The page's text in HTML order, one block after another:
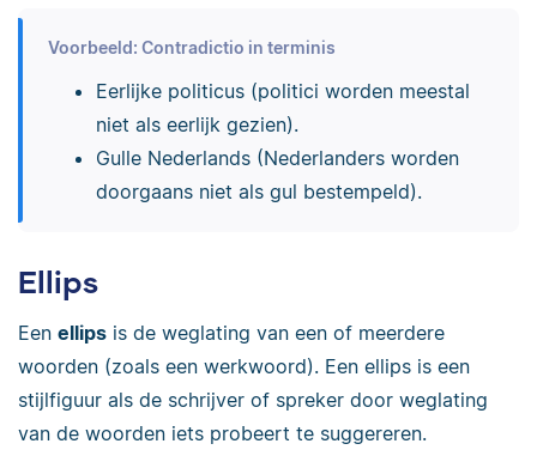
Voorbeeld: Contradictio in terminis
Eerlijke politicus (politici worden meestal
niet als eerlijk gezien).
Gulle Nederlands (Nederlanders worden
doorgaans niet als gul bestempeld).
Ellips
Een ellips is de weglating van een of meerdere
woorden (zoals een werkwoord). Een ellips is een
stijlfiguur als de schrijver of spreker door weglating
van de woorden iets probeert te suggereren.